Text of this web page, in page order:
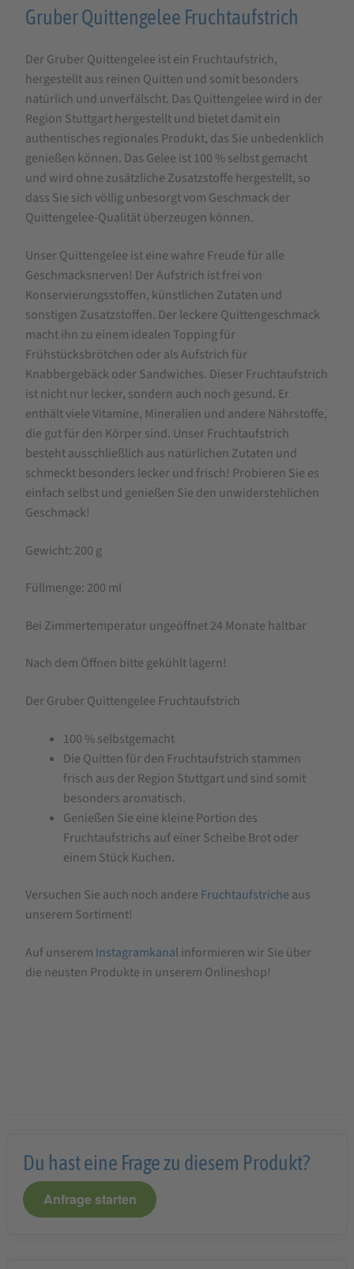
Produktbeschreibung
Gruber
Quittengelee
Fruchtaufstrich
Gruber Quittengelee Fruchtaufstrich
Der Gruber Quittengelee ist ein Fruchtaufstrich,
hergestellt aus reinen Quitten und somit besonders
natürlich und unverfälscht. Das Quittengelee wird in der
Region Stuttgart hergestellt und bietet damit ein
authentisches regionales Produkt, das Sie unbedenklich
genießen können. Das Gelee ist 100 % selbst gemacht
und wird ohne zusätzliche Zusatzstoffe hergestellt, so
dass Sie sich völlig unbesorgt vom Geschmack der
Quittengelee-Qualität überzeugen können.
Unser Quittengelee ist eine wahre Freude für alle
Geschmacksnerven! Der Aufstrich ist frei von
Konservierungsstoffen, künstlichen Zutaten und
sonstigen Zusatzstoffen. Der leckere Quittengeschmack
macht ihn zu einem idealen Topping für
Frühstücksbrötchen oder als Aufstrich für
Knabbergebäck oder Sandwiches. Dieser Fruchtaufstrich
ist nicht nur lecker, sondern auch noch gesund. Er
enthält viele Vitamine, Mineralien und andere Nährstoffe,
die gut für den Körper sind. Unser Fruchtaufstrich
besteht ausschließlich aus natürlichen Zutaten und
schmeckt besonders lecker und frisch! Probieren Sie es
einfach selbst und genießen Sie den unwiderstehlichen
Geschmack!
Gewicht: 200 g
Füllmenge: 200 ml
Bei Zimmertemperatur ungeöffnet 24 Monate haltbar
Nach dem Öffnen bitte gekühlt lagern!
Der Gruber Quittengelee Fruchtaufstrich
100 % selbstgemacht
Die Quitten für den Fruchtaufstrich stammen
frisch aus der Region Stuttgart und sind somit
besonders aromatisch.
Genießen Sie eine kleine Portion des
Fruchtaufstrichs auf einer Scheibe Brot oder
einem Stück Kuchen.
Versuchen Sie auch noch andere Fruchtaufstriche aus
unserem Sortiment!
Auf unserem Instagramkanal informieren wir Sie über
die neusten Produkte in unserem Onlineshop!
Du hast eine Frage zu diesem Produkt?
Anfrage starten